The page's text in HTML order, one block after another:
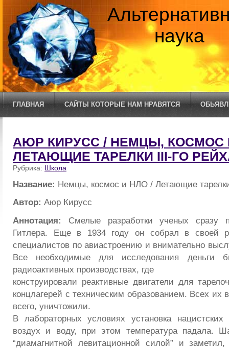
наука
ГЛАВНАЯ САЙТЫ КОТОРЫЕ НАМ НРАВЯТСЯ
АЮР КИРУСС / НЕМЦЫ, КОСМОС
ЛЕТАЮЩИЕ ТАРЕЛКИ III-ГО
Рубрика: Школа
Название: Немцы, космос и НЛО / Летающие
Автор: Аюр Кирусс
Аннотация: Смелые разработки ученых сразу
Гитлера. Еще в 1934 году он собрал в своей
специалистов по авиастроению и внимательно
Все необходимые для исследования деньги
радиоактивных производствах, где
конструировали реактивные двигатели для
концлагерей с техническим образованием. Всех их
всего, уничтожили.
В лабораторных условиях установка нацистских
воздух и воду, при этом температура падала.
“диамагнитной левитационной силой” и